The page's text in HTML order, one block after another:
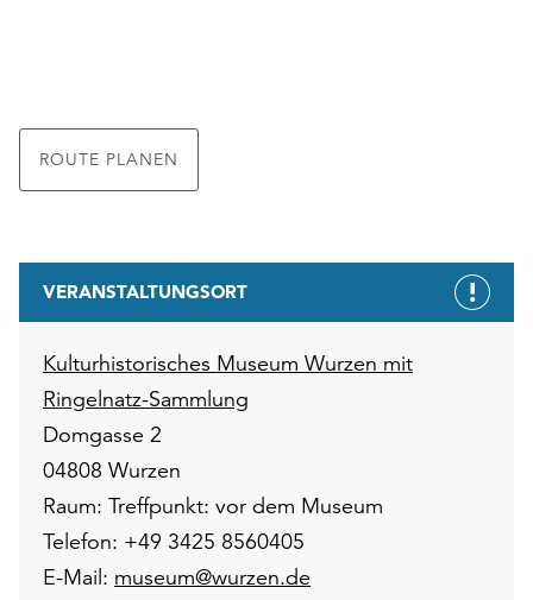
ROUTE PLANEN
VERANSTALTUNGSORT
Kulturhistorisches Museum Wurzen mit
Ringelnatz-Sammlung
Domgasse 2
04808 Wurzen
Raum: Treffpunkt: vor dem Museum
Telefon: +49 3425 8560405
E-Mail: museum@wurzen.de